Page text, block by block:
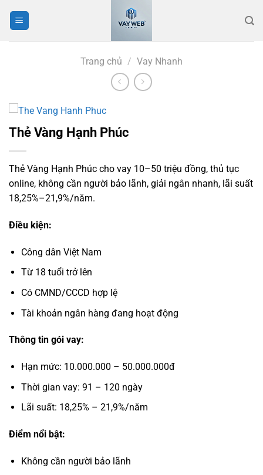
Trang chủ / Vay Nhanh
Thẻ Vàng Hạnh Phúc
Thẻ Vàng Hạnh Phúc cho vay 10–50 triệu đồng, thủ tục
online, không cần người bảo lãnh, giải ngân nhanh, lãi suất
18,25%–21,9%/năm.
Điều kiện:
Công dân Việt Nam
Từ 18 tuổi trở lên
Có CMND/CCCD hợp lệ
Tài khoản ngân hàng đang hoạt động
Thông tin gói vay:
Hạn mức: 10.000.000 – 50.000.000đ
Thời gian vay: 91 – 120 ngày
Lãi suất: 18,25% – 21,9%/năm
Điểm nổi bật:
Không cần người bảo lãnh